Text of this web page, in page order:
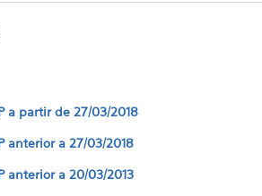
a partir de 27/03/2018
anterior a 27/03/2018
anterior a 20/03/2013